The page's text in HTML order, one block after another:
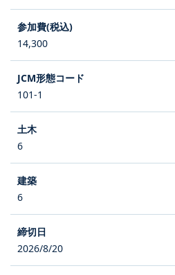
14,300
101-1
6
6
2026/8/20